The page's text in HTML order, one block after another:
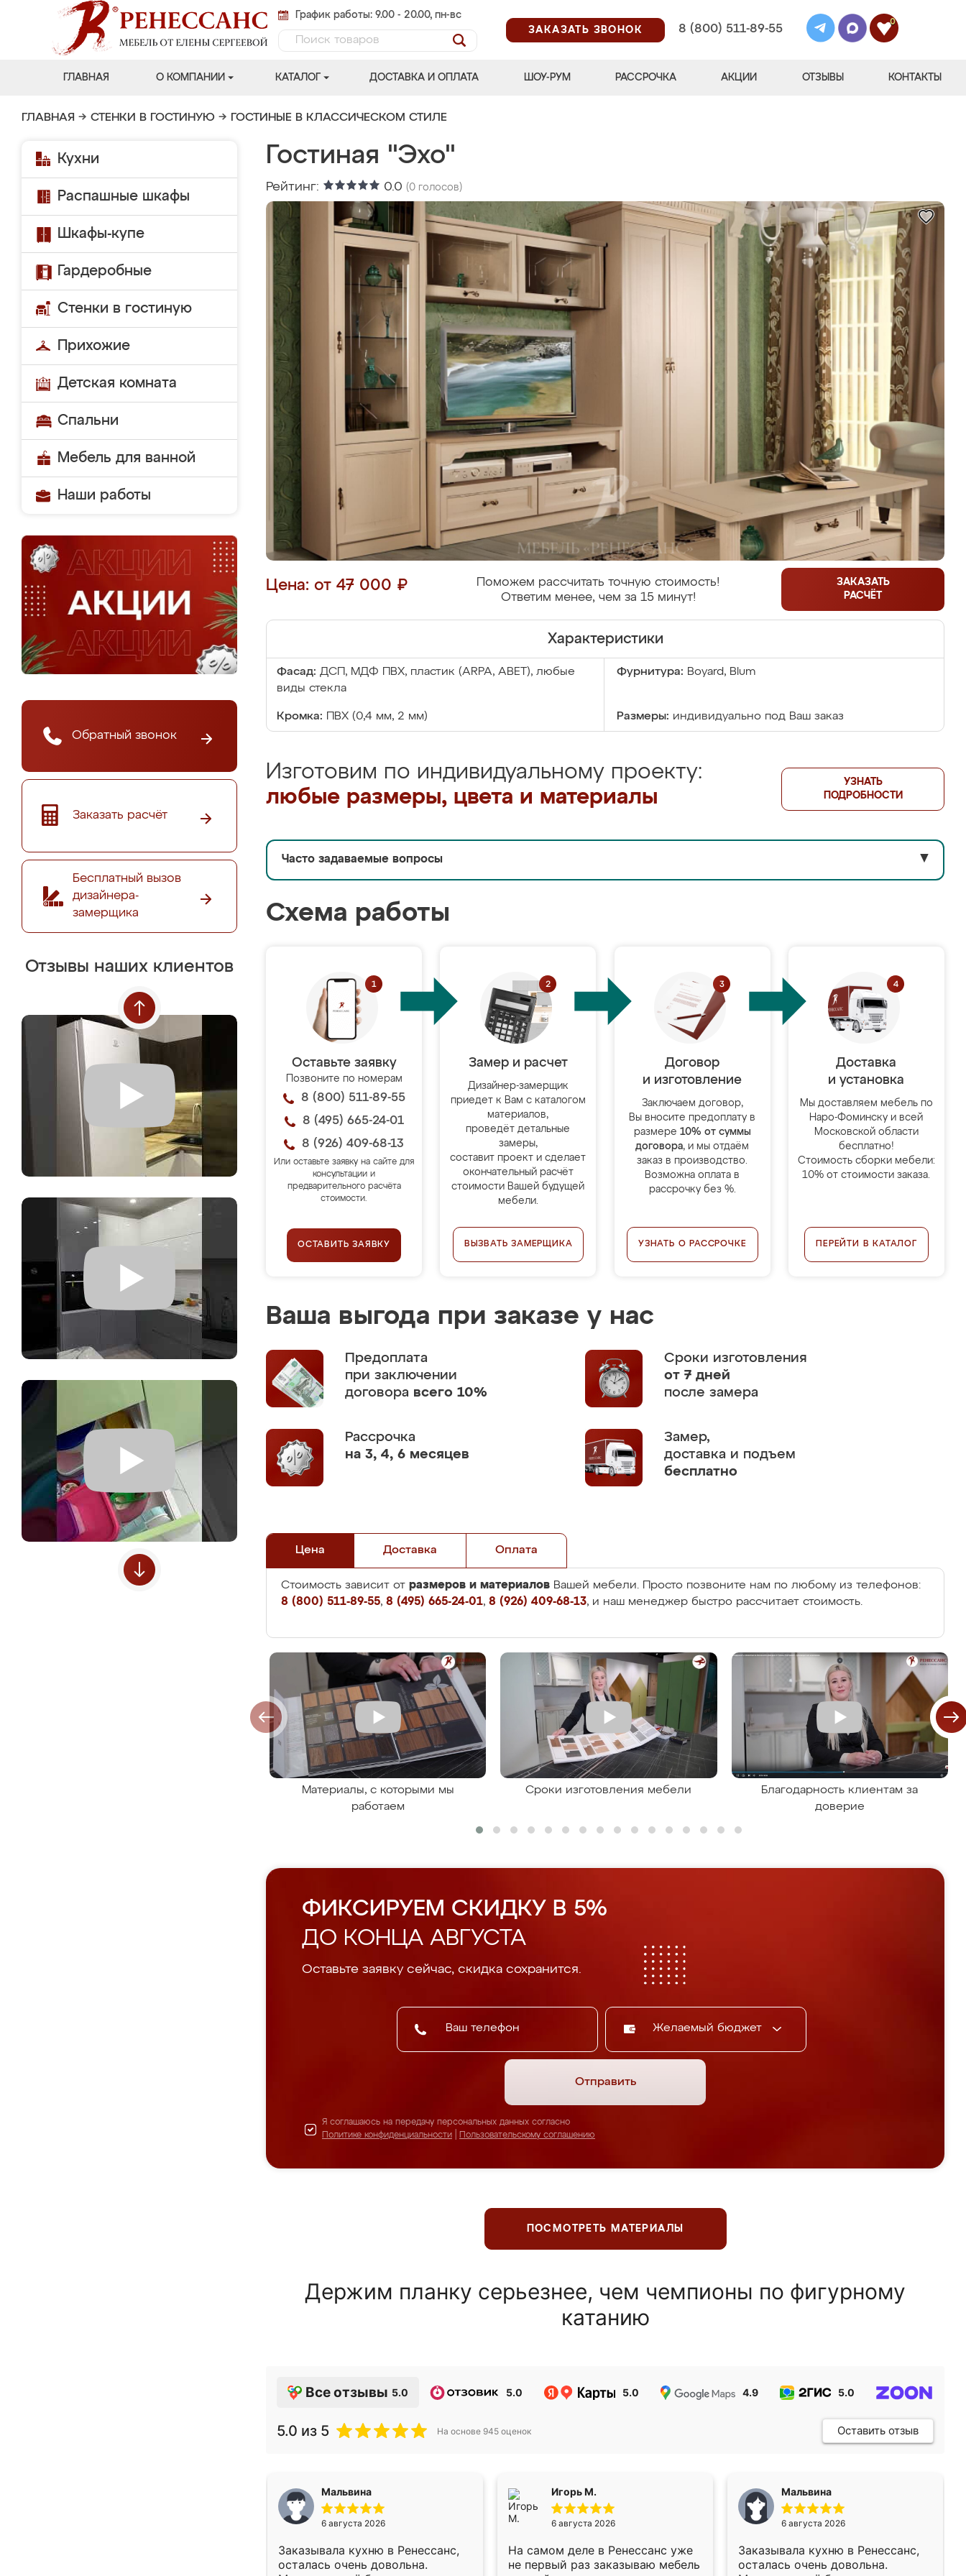
График работы: 9.00 - 20.00, пн-вс
ЗАКАЗАТЬ ЗВОНОК
8 (800) 511-89-55
0
ГЛАВНАЯ О КОМПАНИИ КАТАЛОГ ДОСТАВКА И ОПЛАТА ШОУ-РУМ РАССРОЧКА АКЦИИ ОТЗЫВЫ КОНТАКТЫ
ГЛАВНАЯ → СТЕНКИ В ГОСТИНУЮ → ГОСТИНЫЕ В КЛАССИЧЕСКОМ СТИЛЕ
Кухни
Распашные шкафы
Шкафы-купе
Гардеробные
Стенки в гостиную
Прихожие
Детская комната
Спальни
Мебель для ванной
Наши работы
Обратный звонок
Заказать расчёт
Бесплатный вызов
дизайнера-
замерщика
Отзывы наших клиентов
Гостиная "Эхо"
Рейтинг: 0.0 (0 голосов)
Цена: от 47 000 ₽
Поможем рассчитать точную стоимость!
Ответим менее, чем за 15 минут!
ЗАКАЗАТЬ
РАСЧЁТ
Характеристики
Фасад: ДСП, МДФ ПВХ, пластик (ARPA, ABET), любые
виды стекла
Фурнитура: Boyard, Blum
Кромка: ПВХ (0,4 мм, 2 мм) Размеры: индивидуально под Ваш заказ
Изготовим по индивидуальному проекту:
любые размеры, цвета и материалы
УЗНАТЬ
ПОДРОБНОСТИ
Часто задаваемые вопросы ▼
Схема работы
Оставьте заявку
Позвоните по номерам
8 (800) 511-89-55
8 (495) 665-24-01
8 (926) 409-68-13
Или оставьте заявку на сайте для
консультации и
предварительного расчёта
стоимости.
ОСТАВИТЬ ЗАЯВКУ
Замер и расчет
Дизайнер-замерщик
приедет к Вам с каталогом
материалов,
проведёт детальные
замеры,
составит проект и сделает
окончательный расчёт
стоимости Вашей будущей
мебели.
ВЫЗВАТЬ ЗАМЕРЩИКА
Договор
и изготовление
Заключаем договор,
Вы вносите предоплату в
размере 10% от суммы
договора, и мы отдаём
заказ в производство.
Возможна оплата в
рассрочку без %.
УЗНАТЬ О РАССРОЧКЕ
Доставка
и установка
Мы доставляем мебель по
Наро-Фоминску и всей
Московской области
бесплатно!
Стоимость сборки мебели:
10% от стоимости заказа.
ПЕРЕЙТИ В КАТАЛОГ
Ваша выгода при заказе у нас
Предоплата
при заключении
договора всего 10%
Сроки изготовления
от 7 дней
после замера
Рассрочка
на 3, 4, 6 месяцев
Замер,
доставка и подъем
бесплатно
Цена Доставка Оплата
Стоимость зависит от размеров и материалов Вашей мебели. Просто позвоните нам по любому из телефонов:
8 (800) 511-89-55, 8 (495) 665-24-01, 8 (926) 409-68-13, и наш менеджер быстро рассчитает стоимость.
Материалы, с которыми мы
работаем
Сроки изготовления мебели
Благодарность клиентам за
доверие
ФИКСИРУЕМ СКИДКУ В 5%
ДО КОНЦА АВГУСТА
Оставьте заявку сейчас, скидка сохранится.
Желаемый бюджет
Отправить
Я соглашаюсь на передачу персональных данных согласно
Политике конфиденциальности
Пользовательскому соглашению
ПОСМОТРЕТЬ МАТЕРИАЛЫ
Держим планку серьезнее, чем чемпионы по фигурному
катанию
Все отзывы 5.0 5.0 5.0 4.9 5.0
5.0 из 5 На основе 945 оценок Оставить отзыв
Мальвина
6 августа 2026
Заказывала кухню в Ренессанс,
осталась очень довольна.
Игорь М.
6 августа 2026
На самом деле в Ренессанс уже
не первый раз заказываю мебель
Мальвина
6 августа 2026
Заказывала кухню в Ренессанс,
осталась очень довольна.